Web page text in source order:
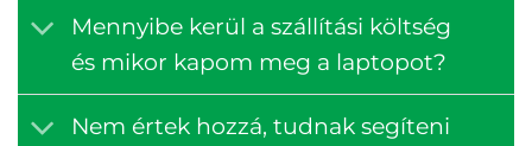
Mennyibe kerül a szállítási költség
és mikor kapom meg a laptopot?
Nem értek hozzá, tudnak segíteni